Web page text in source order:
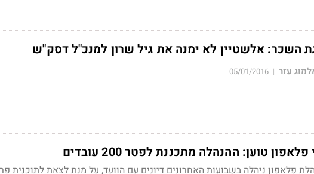
השכר: אלשטיין לא ימנה את גיל שרון למנכ"ל דסק"ש
עזר |
05/01/2016
טוען: ההנהלה מתכננת לפטר 200 עובדים
פלאפון ניהלה בשבועות האחרונים דיונים עם הוועד, על מנת לצאת לתוכנית